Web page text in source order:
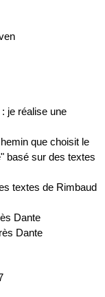
je réalise une
que choisit le
basé sur des textes
textes de Rimbaud
Dante
Dante